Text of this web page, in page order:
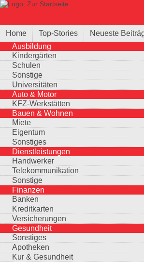
Direkt zum Inhalt
Home Top-Stories Neueste
Ausbildung
Kindergärten
Schulen
Sonstige
Universitäten
Auto & Motor
KFZ-Werkstätten
Bauen & Wohnen
Miete
Eigentum
Sonstiges
Dienstleistungen
Handwerker
Telekommunikation
Sonstige
Finanzen
Banken
Kreditkarten
Versicherungen
Gesundheit
Sonstiges
Apotheken
Kur & Gesundheit